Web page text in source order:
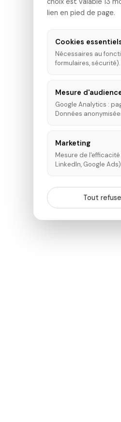
lien en pied de page.
Cookies
Nécessaires au
formulaires,
Mesure
Google Analytics :
Données
Marketing
Mesure de
LinkedIn, Google
Tout